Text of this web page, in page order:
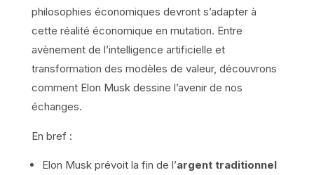
philosophies économiques devront s’adapter à
cette réalité économique en mutation. Entre
avènement de l’intelligence artificielle et
transformation des modèles de valeur, découvrons
comment Elon Musk dessine l’avenir de nos
échanges.
En bref :
Elon Musk prévoit la fin de l’argent traditionnel